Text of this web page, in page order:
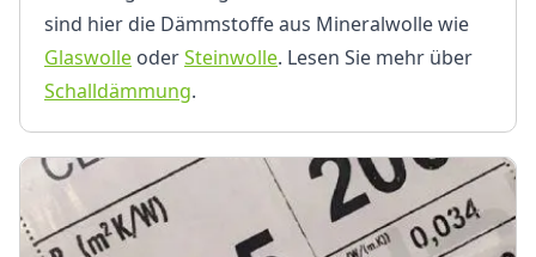
sind hier die Dämmstoffe aus Mineralwolle wie
Glaswolle oderSteinwolle. Lesen Sie mehr über
Schalldämmung.